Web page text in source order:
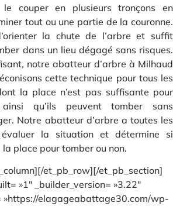
le couper en plusieurs tronçons en
tout ou une partie de la couronne.
la chute de l’arbre et suffit
dans un lieu dégagé sans risques.
notre abatteur d’arbre à Milhaud
cette technique pour tous les
la place n’est pas suffisante pour
qu’ils peuvent tomber sans
Notre abatteur d’arbre a toutes les
évaluer la situation et détermine si
la place pour tomber ou non.
et_pb_row][/et_pb_section]
»1″ _builder_version= »3.22″
»https://elagageabattage30.com/wp-